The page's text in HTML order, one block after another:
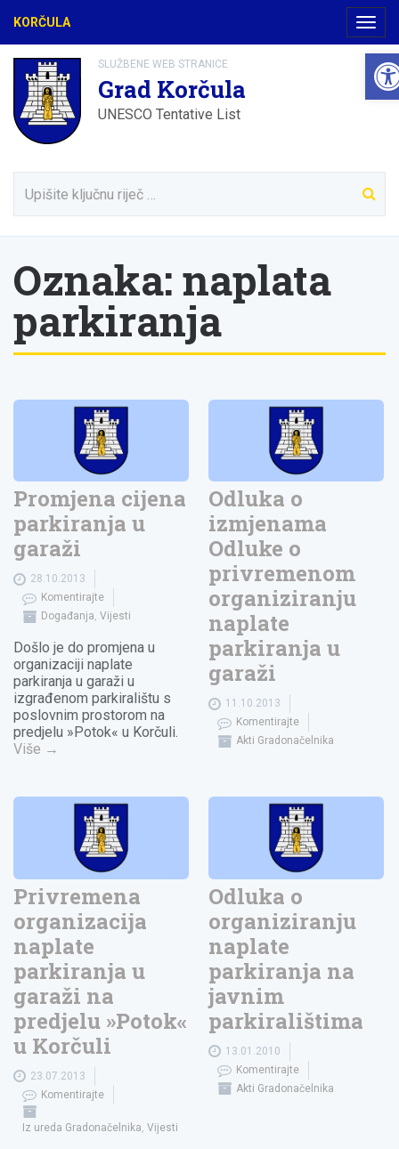
KORČULA
SLUŽBENE WEB STRANICE
Grad Korčula
UNESCO Tentative List
Oznaka: naplata
parkiranja
Promjena cijena
parkiranja u
garaži
28.10.2013
Komentirajte
Događanja, Vijesti
Došlo je do promjena u
organizaciji naplate
parkiranja u garaži u
izgrađenom parkiralištu s
poslovnim prostorom na
predjelu »Potok« u Korčuli.
Više →
Odluka o
izmjenama
Odluke o
privremenom
organiziranju
naplate
parkiranja u
garaži
11.10.2013
Komentirajte
Akti Gradonačelnika
Privremena
organizacija
naplate
parkiranja u
garaži na
predjelu »Potok«
u Korčuli
23.07.2013
Komentirajte
Iz ureda Gradonačelnika Vijesti
Odluka o
organiziranju
naplate
parkiranja na
javnim
parkiralištima
13.01.2010
Komentirajte
Akti Gradonačelnika